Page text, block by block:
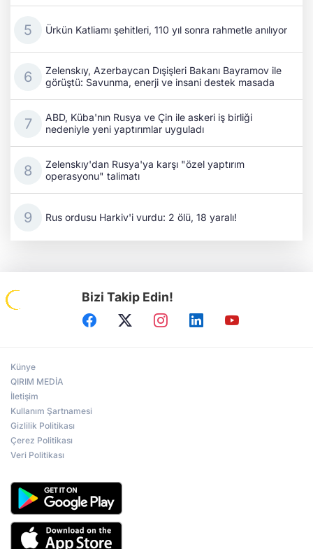
Ürkün Katliamı şehitleri, 110 yıl sonra rahmetle anılıyor
Zelenskıy, Azerbaycan Dışişleri Bakanı Bayramov ile
görüştü: Savunma, enerji ve insani destek masada
ABD, Küba'nın Rusya ve Çin ile askeri iş birliği
nedeniyle yeni yaptırımlar uyguladı
Zelenskıy'dan Rusya'ya karşı "özel yaptırım
operasyonu" talimatı
Rus ordusu Harkiv'i vurdu: 2 ölü, 18 yaralı!
Bizi Takip Edin!
Künye
QIRIM MEDİA
İletişim
Kullanım Şartnamesi
Gizlilik Politikası
Çerez Politikası
Veri Politikası